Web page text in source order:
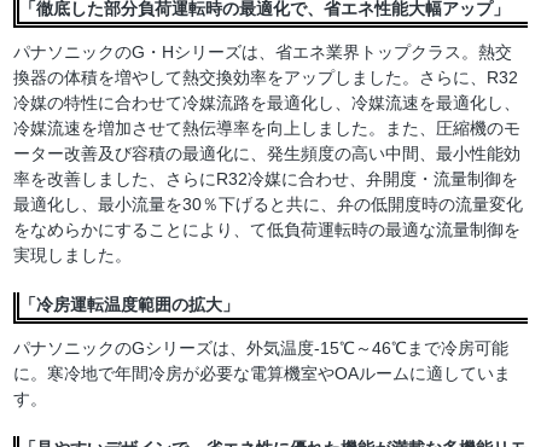
「徹底した部分負荷運転時の最適化で、省エネ性能大幅アップ」
パナソニックのG・Hシリーズは、省エネ業界トップクラス。熱交
換器の体積を増やして熱交換効率をアップしました。さらに、R32
冷媒の特性に合わせて冷媒流路を最適化し、冷媒流速を最適化し、
冷媒流速を増加させて熱伝導率を向上しました。また、圧縮機のモ
ーター改善及び容積の最適化に、発生頻度の高い中間、最小性能効
率を改善しました、さらにR32冷媒に合わせ、弁開度・流量制御を
最適化し、最小流量を30％下げると共に、弁の低開度時の流量変化
をなめらかにすることにより、て低負荷運転時の最適な流量制御を
実現しました。
「冷房運転温度範囲の拡大」
パナソニックのGシリーズは、外気温度-15℃～46℃まで冷房可能
に。寒冷地で年間冷房が必要な電算機室やOAルームに適していま
す。